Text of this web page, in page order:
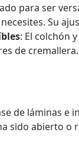
para ser
Su
: El colchón
de
de láminas e
sido abierto o